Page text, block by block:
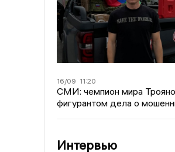
16/09 11:20
СМИ: чемпион мира
фигурантом дела о
Интервью